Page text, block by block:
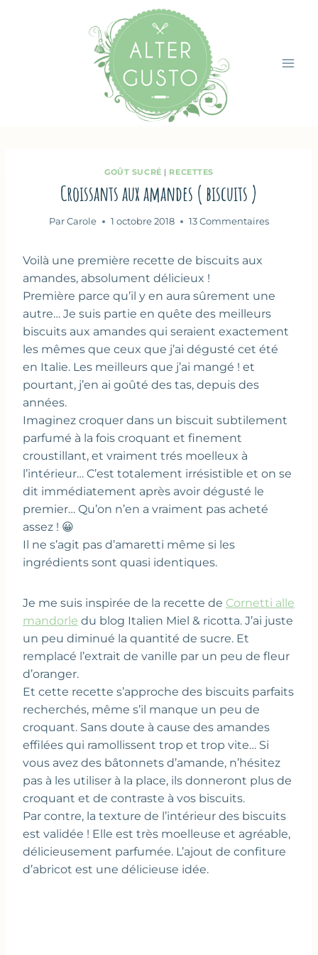
GOÛT SUCRÉ | RECETTES
Croissants aux amandes ( biscuits )
Par Carole 1 octobre 2018 13 Commentaires
Voilà une première recette de biscuits aux
amandes, absolument délicieux !
Première parce qu’il y en aura sûrement une
autre… Je suis partie en quête des meilleurs
biscuits aux amandes qui seraient exactement
les mêmes que ceux que j’ai dégusté cet été
en Italie. Les meilleurs que j’ai mangé ! et
pourtant, j’en ai goûté des tas, depuis des
années.
Imaginez croquer dans un biscuit subtilement
parfumé à la fois croquant et finement
croustillant, et vraiment trés moelleux à
l’intérieur… C’est totalement irrésistible et on se
dit immédiatement après avoir dégusté le
premier… Qu’on n’en a vraiment pas acheté
assez ! 😀
Il ne s’agit pas d’amaretti même si les
ingrédients sont quasi identiques.
Je me suis inspirée de la recette de Cornetti alle
mandorle du blog Italien Miel & ricotta. J’ai juste
un peu diminué la quantité de sucre. Et
remplacé l’extrait de vanille par un peu de fleur
d’oranger.
Et cette recette s’approche des biscuits parfaits
recherchés, même s’il manque un peu de
croquant. Sans doute à cause des amandes
effilées qui ramollissent trop et trop vite… Si
vous avez des bâtonnets d’amande, n’hésitez
pas à les utiliser à la place, ils donneront plus de
croquant et de contraste à vos biscuits.
Par contre, la texture de l’intérieur des biscuits
est validée ! Elle est très moelleuse et agréable,
délicieusement parfumée. L’ajout de confiture
d’abricot est une délicieuse idée.